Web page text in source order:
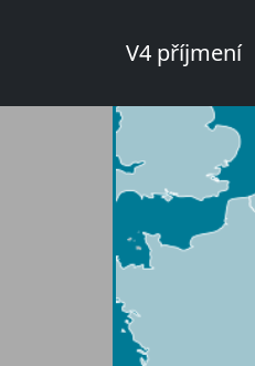
V4 příjmení